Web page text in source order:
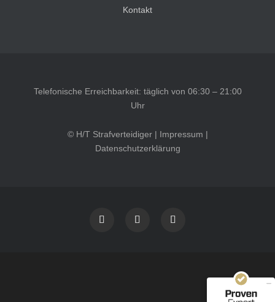
Kontakt
Telefonische Erreichbarkeit: täglich von 06:30 – 21:00
Uhr
© H/T Strafverteidiger | Impressum |
Datenschutzerklärung
40